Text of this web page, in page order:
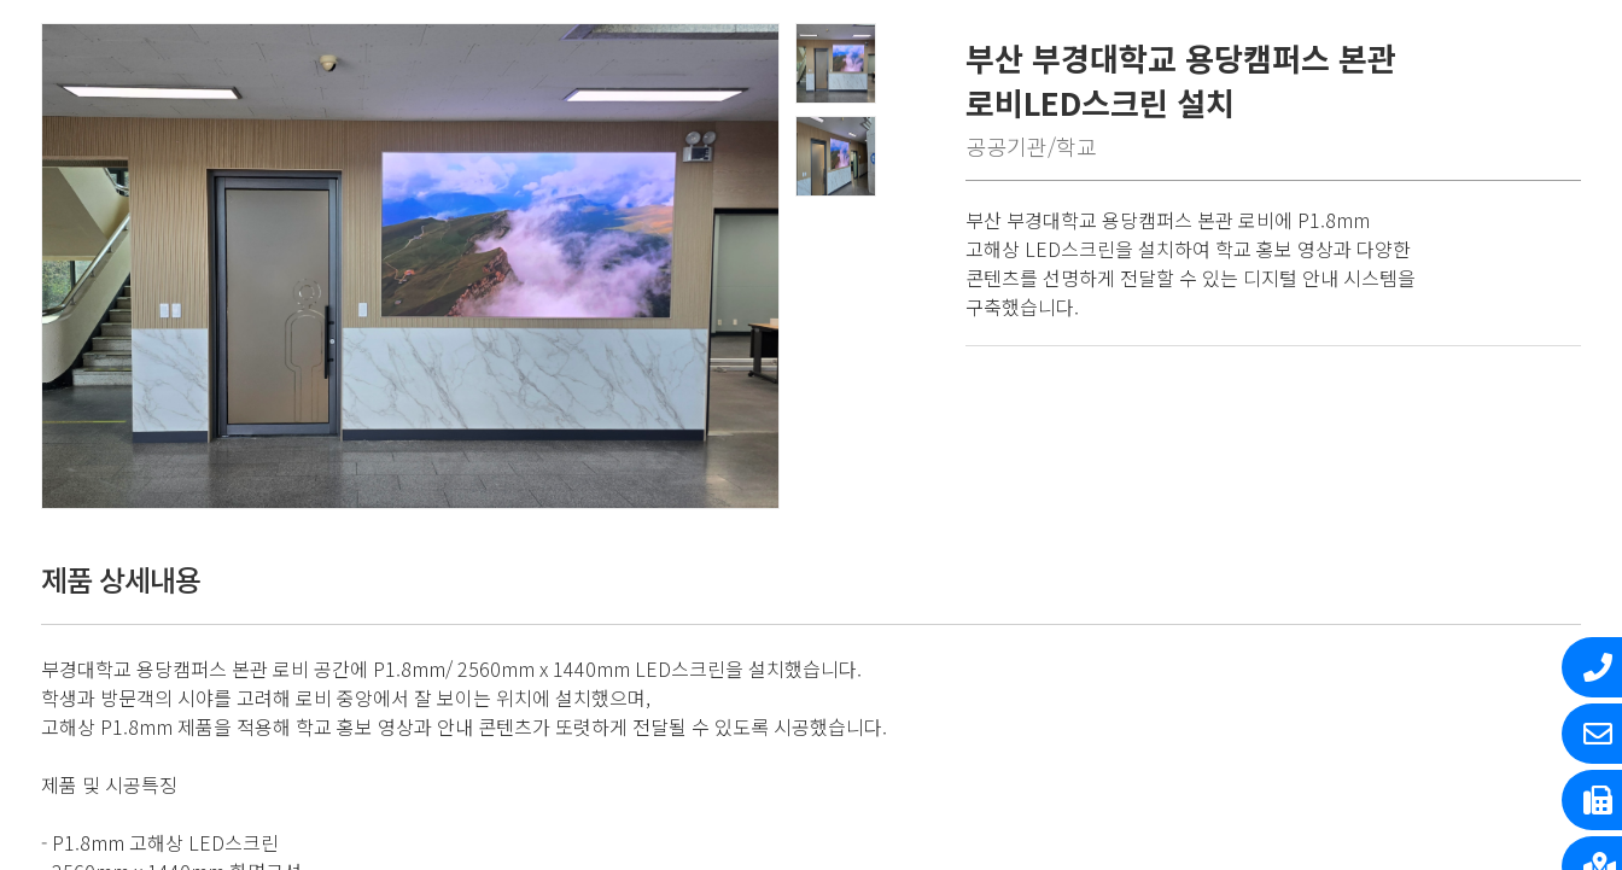
부산 부경대학교 용당캠퍼스 본관
로비LED스크린 설치
공공기관/학교
부산 부경대학교 용당캠퍼스 본관 로비에 P1.8mm
고해상 LED스크린을 설치하여 학교 홍보 영상과 다양한
콘텐츠를 선명하게 전달할 수 있는 디지털 안내 시스템을
구축했습니다.
제품 상세내용
부경대학교 용당캠퍼스 본관 로비 공간에 P1.8mm/ 2560mm x 1440mm LED스크린을 설치했습니다.
학생과 방문객의 시야를 고려해 로비 중앙에서 잘 보이는 위치에 설치했으며,
고해상 P1.8mm 제품을 적용해 학교 홍보 영상과 안내 콘텐츠가 또렷하게 전달될 수 있도록 시공했습니다.
제품 및 시공특징
- P1.8mm 고해상 LED스크린